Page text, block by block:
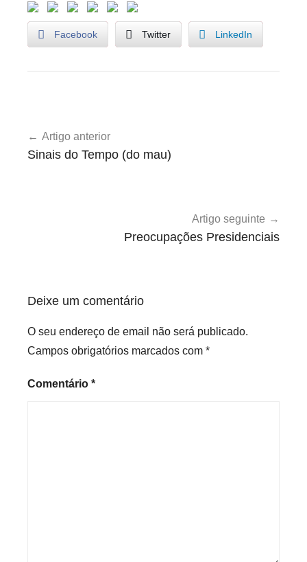
Facebook Twitter LinkedIn
de
Artigo anterior
Sinais do Tempo (do mau)
Artigo seguinte
Preocupações Presidenciais
Deixe um comentário
O seu endereço de email não será publicado.
Campos obrigatórios marcados com *
Comentário *